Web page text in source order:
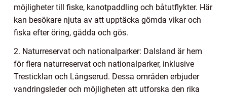
möjligheter till fiske, kanotpaddling och båtutflykter. Här
kan besökare njuta av att upptäcka gömda vikar och
fiska efter öring, gädda och gös.
2. Naturreservat och nationalparker: Dalsland är hem
för flera naturreservat och nationalparker, inklusive
Tresticklan och Långserud. Dessa områden erbjuder
vandringsleder och möjligheten att utforska den rika